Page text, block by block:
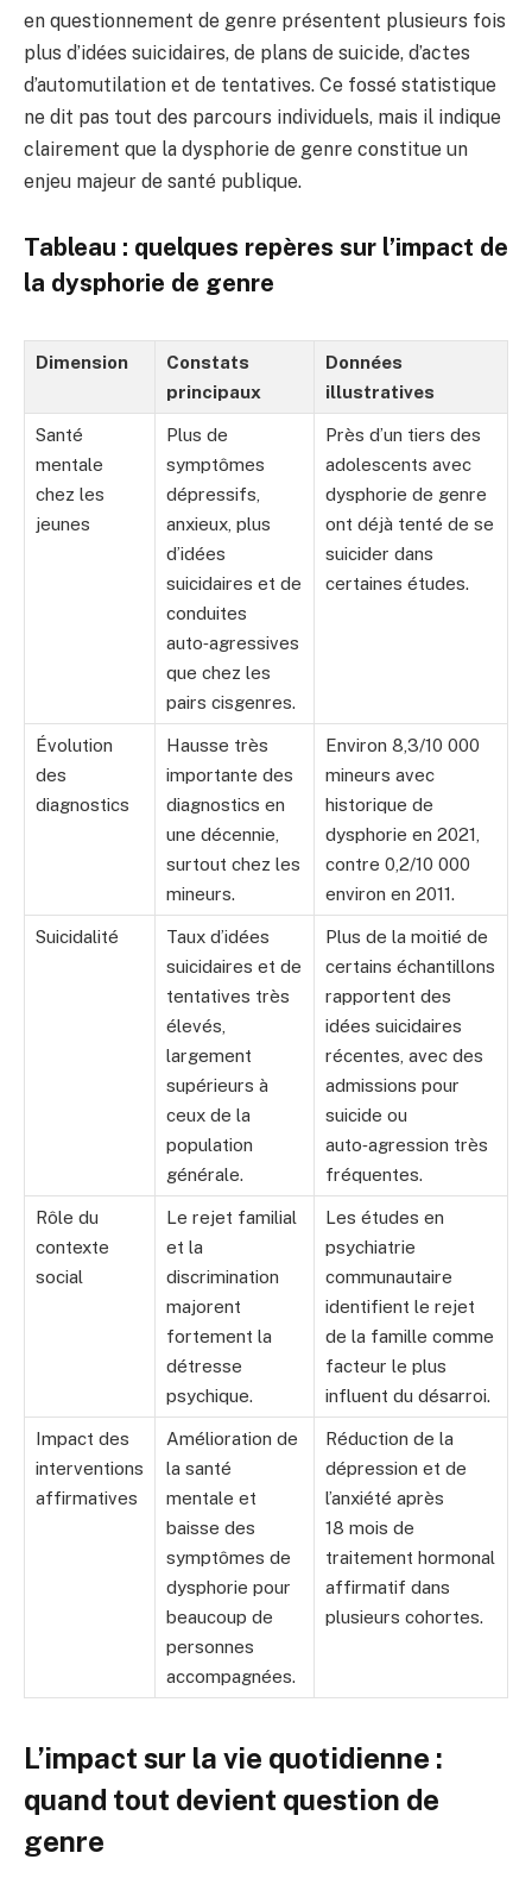
en questionnement de genre présentent plusieurs fois
plus d’idées suicidaires, de plans de suicide, d’actes
d’automutilation et de tentatives. Ce fossé statistique
ne dit pas tout des parcours individuels, mais il indique
clairement que la dysphorie de genre constitue un
enjeu majeur de santé publique.
Tableau : quelques repères sur l’impact de
la dysphorie de genre
Dimension
Constats
principaux
Données
illustratives
Santé
mentale
chez les
jeunes
Plus de
symptômes
dépressifs,
anxieux, plus
d’idées
suicidaires et de
conduites
auto‑agressives
que chez les
pairs cisgenres.
Près d’un tiers des
adolescents avec
dysphorie de genre
ont déjà tenté de se
suicider dans
certaines études.
Évolution
des
diagnostics
Hausse très
importante des
diagnostics en
une décennie,
surtout chez les
mineurs.
Environ 8,3/10 000
mineurs avec
historique de
dysphorie en 2021,
contre 0,2/10 000
environ en 2011.
Suicidalité
Taux d’idées
suicidaires et de
tentatives très
élevés,
largement
supérieurs à
ceux de la
population
générale.
Plus de la moitié de
certains échantillons
rapportent des
idées suicidaires
récentes, avec des
admissions pour
suicide ou
auto‑agression très
fréquentes.
Rôle du
contexte
social
Le rejet familial
et la
discrimination
majorent
fortement la
détresse
psychique.
Les études en
psychiatrie
communautaire
identifient le rejet
de la famille comme
facteur le plus
influent du désarroi.
Impact des
interventions
affirmatives
Amélioration de
la santé
mentale et
baisse des
symptômes de
dysphorie pour
beaucoup de
personnes
accompagnées.
Réduction de la
dépression et de
l’anxiété après
18 mois de
traitement hormonal
affirmatif dans
plusieurs cohortes.
L’impact sur la vie quotidienne :
quand tout devient question de
genre